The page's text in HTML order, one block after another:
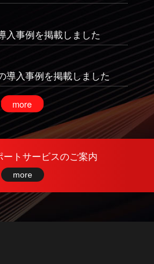
入事例を掲載しました
導入事例を掲載しました
ションに、EDR-Realtime
ーク隔離を実行する機能を
ンに、マシンの遠隔操作が
ロール機能を追加しました
トサービスのご案内
more